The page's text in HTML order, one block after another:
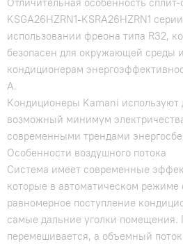
KSGA26HZRN1-KSRA26HZRN1
использовании фреона типа R32,
безопасен для окружающей среды
кондиционерам
A.
Кондиционеры Kamani используют
возможный минимум
современными трендами
Особенности воздушного потока
Система имеет современные
которые в автоматическом режиме
равномерное поступление
самые дальние уголки помещения.
перемешивается, а объемный